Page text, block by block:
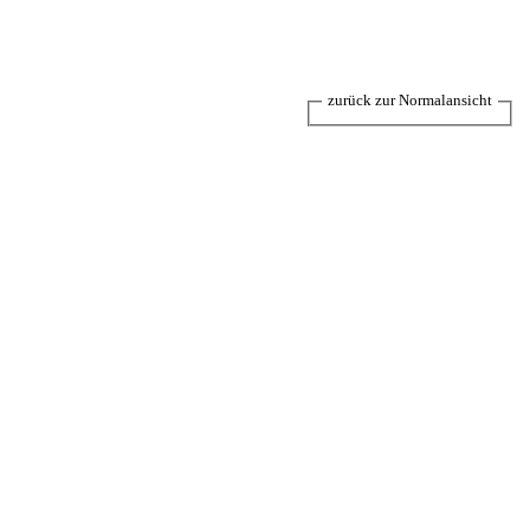
zurück zur Normalansicht